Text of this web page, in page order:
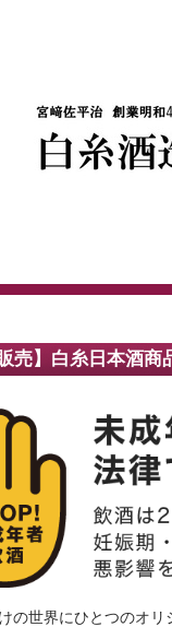
売】白糸日本酒商
の世界にひとつのオリ